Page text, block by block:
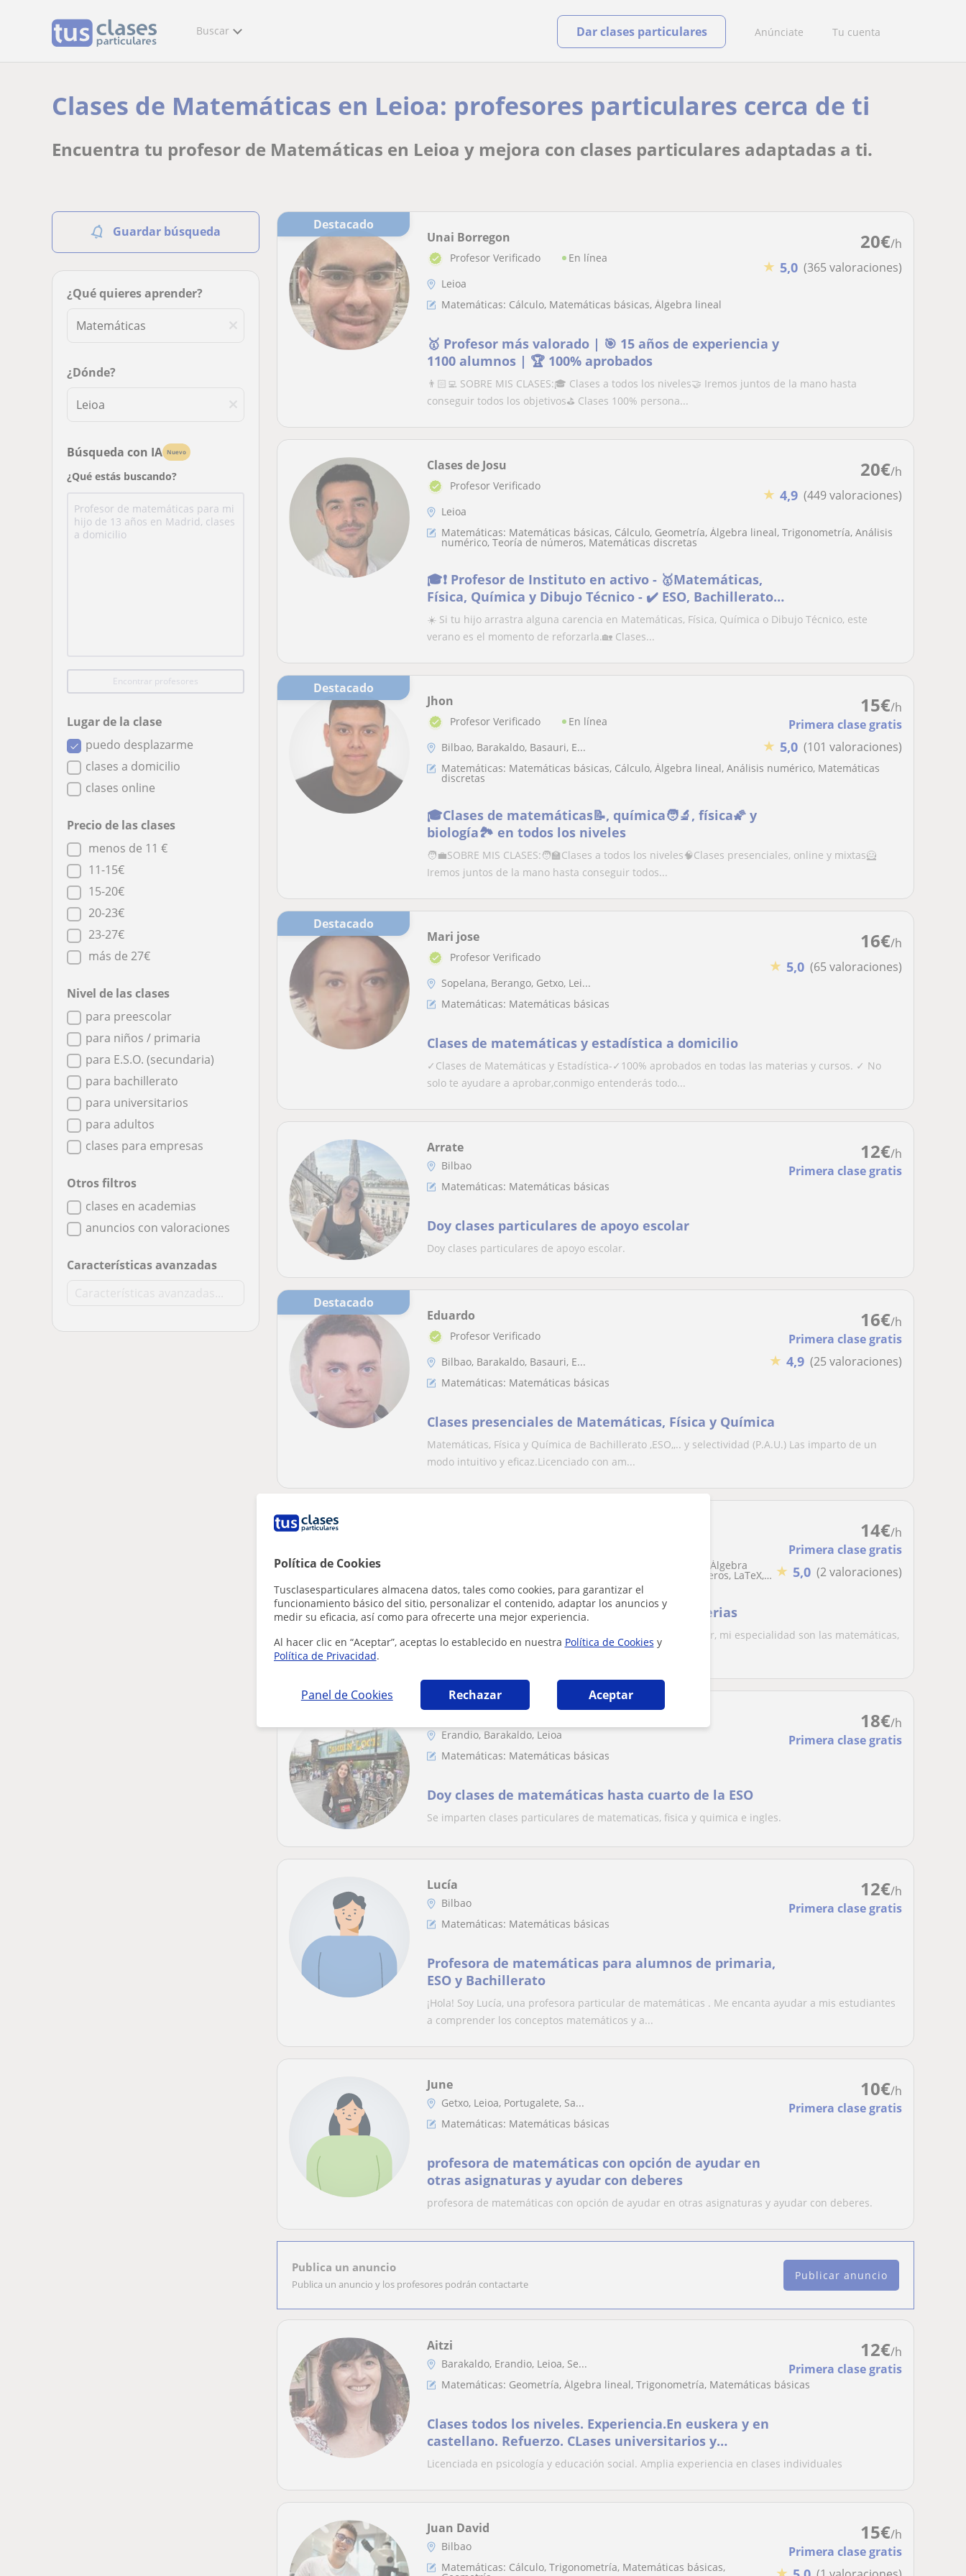
Política de Cookies
Tusclasesparticulares almacena datos, tales como cookies, para garantizar el
funcionamiento básico del sitio, personalizar el contenido, adaptar los anuncios y
medir su eficacia, así como para ofrecerte una mejor experiencia.
Al hacer clic en “Aceptar”, aceptas lo establecido en nuestra Política de Cookies y
Política de Privacidad.
Panel de Cookies Rechazar Aceptar
Buscar Anúnciate Tu cuenta
Dar clases particulares
Clases de Matemáticas en Leioa: profesores particulares cerca de ti
Encuentra tu profesor de Matemáticas en Leioa y mejora con clases particulares adaptadas a ti.
Guardar búsqueda
¿Qué quieres aprender?
¿Dónde?
Búsqueda con IA Nuevo
¿Qué estás buscando?
Encontrar profesores
Lugar de la clase
puedo desplazarme
clases a domicilio
clases online
Precio de las clases
menos de 11 €
11-15€
15-20€
20-23€
23-27€
más de 27€
Nivel de las clases
para preescolar
para niños / primaria
para E.S.O. (secundaria)
para bachillerato
para universitarios
para adultos
clases para empresas
Otros filtros
clases en academias
anuncios con valoraciones
Características avanzadas
Destacado
20€/h
★ 5,0 (365 valoraciones)
Unai Borregon
Profesor Verificado
En línea
Leioa
Matemáticas: Cálculo, Matemáticas básicas, Álgebra lineal
🥇 Profesor más valorado | 🎯 15 años de experiencia y
1100 alumnos | 🏆 100% aprobados
👨🏻‍💻 SOBRE MIS CLASES:🎓 Clases a todos los niveles🤝 Iremos juntos de la mano hasta
conseguir todos los objetivos⛳️ Clases 100% persona...
20€/h
★ 4,9 (449 valoraciones)
Clases de Josu
Profesor Verificado
Leioa
Matemáticas: Matemáticas básicas, Cálculo, Geometría, Álgebra lineal, Trigonometría, Análisis
numérico, Teoría de números, Matemáticas discretas
🎓❗ Profesor de Instituto en activo - 🥇Matemáticas,
Física, Química y Dibujo Técnico - ✔️ ESO, Bachilleratos
y Universidad
☀️ Si tu hijo arrastra alguna carencia en Matemáticas, Física, Química o Dibujo Técnico, este
verano es el momento de reforzarla.🏡 Clases...
Destacado
15€/h
Primera clase gratis
★ 5,0 (101 valoraciones)
Jhon
Profesor Verificado
En línea
Bilbao, Barakaldo, Basauri, E...
Matemáticas: Matemáticas básicas, Cálculo, Álgebra lineal, Análisis numérico, Matemáticas
discretas
🎓Clases de matemáticas📝, química🧑‍🔬, física🌠 y
biología🏞️ en todos los niveles
🧑‍💼SOBRE MIS CLASES:🧑‍🏫Clases a todos los niveles🧠Clases presenciales, online y mixtas🦸
Iremos juntos de la mano hasta conseguir todos...
Destacado
16€/h
★ 5,0 (65 valoraciones)
Mari jose
Profesor Verificado
Sopelana, Berango, Getxo, Lei...
Matemáticas: Matemáticas básicas
Clases de matemáticas y estadística a domicilio
✓Clases de Matemáticas y Estadística-✓100% aprobados en todas las materias y cursos. ✓ No
solo te ayudare a aprobar,conmigo entenderás todo...
12€/h
Primera clase gratis
Arrate
Bilbao
Matemáticas: Matemáticas básicas
Doy clases particulares de apoyo escolar
Doy clases particulares de apoyo escolar.
Destacado
16€/h
Primera clase gratis
★ 4,9 (25 valoraciones)
Eduardo
Profesor Verificado
Bilbao, Barakaldo, Basauri, E...
Matemáticas: Matemáticas básicas
Clases presenciales de Matemáticas, Física y Química
Matemáticas, Física y Química de Bachillerato ,ESO,,.. y selectividad (P.A.U.) Las imparto de un
modo intuitivo y eficaz.Licenciado con am...
14€/h
Primera clase gratis
★ 5,0 (2 valoraciones)
Matemáticas: Matemáticas básicas, Cálculo, Geometría, Álgebra
lineal, Trigonometría, Análisis numérico, Teoría de números, LaTeX,
Matemáticas discretas
Apoyo escolar en matematicas y otras materias
Llevo más de dos años impartiendo clases de apoyo escolar, mi especialidad son las matemáticas,
pero también tengo conocimientos avanzados...
18€/h
Primera clase gratis
Erandio, Barakaldo, Leioa
Matemáticas: Matemáticas básicas
Doy clases de matemáticas hasta cuarto de la ESO
Se imparten clases particulares de matematicas, fisica y quimica e ingles.
12€/h
Primera clase gratis
Lucía
Bilbao
Matemáticas: Matemáticas básicas
Profesora de matemáticas para alumnos de primaria,
ESO y Bachillerato
¡Hola! Soy Lucía, una profesora particular de matemáticas . Me encanta ayudar a mis estudiantes
a comprender los conceptos matemáticos y a...
10€/h
Primera clase gratis
June
Getxo, Leioa, Portugalete, Sa...
Matemáticas: Matemáticas básicas
profesora de matemáticas con opción de ayudar en
otras asignaturas y ayudar con deberes
profesora de matemáticas con opción de ayudar en otras asignaturas y ayudar con deberes.
Publica un anuncio
Publica un anuncio y los profesores podrán contactarte
Publicar anuncio
12€/h
Primera clase gratis
Aitzi
Barakaldo, Erandio, Leioa, Se...
Matemáticas: Geometría, Álgebra lineal, Trigonometría, Matemáticas básicas
Clases todos los niveles. Experiencia.En euskera y en
castellano. Refuerzo. CLases universitarios y
problemas de apeendiAje
Licenciada en psicología y educación social. Amplia experiencia en clases individuales
15€/h
Primera clase gratis
Juan David
Bilbao
Matemáticas: Cálculo, Trigonometría, Matemáticas básicas,